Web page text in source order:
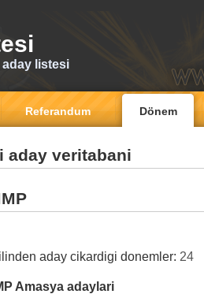
aday listesi
Referandum Dönem
aday veritabani
aday cikardigi donemler: 24
Amasya adaylari